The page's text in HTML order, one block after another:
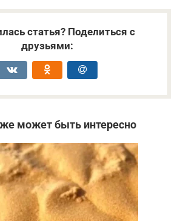
статья? Поделиться с
друзьями:
может быть интересно